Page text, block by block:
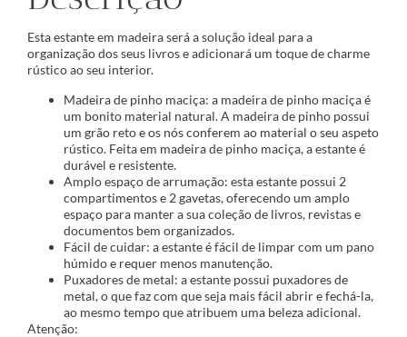
Esta estante em madeira será a solução ideal para a
organização dos seus livros e adicionará um toque de charme
rústico ao seu interior.
Madeira de pinho maciça: a madeira de pinho maciça é
um bonito material natural. A madeira de pinho possui
um grão reto e os nós conferem ao material o seu aspeto
rústico. Feita em madeira de pinho maciça, a estante é
durável e resistente.
Amplo espaço de arrumação: esta estante possui 2
compartimentos e 2 gavetas, oferecendo um amplo
espaço para manter a sua coleção de livros, revistas e
documentos bem organizados.
Fácil de cuidar: a estante é fácil de limpar com um pano
húmido e requer menos manutenção.
Puxadores de metal: a estante possui puxadores de
metal, o que faz com que seja mais fácil abrir e fechá-la,
ao mesmo tempo que atribuem uma beleza adicional.
Atenção: